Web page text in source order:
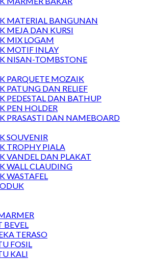
MATERIAL BANGUNAN
MEJA DAN KURSI
MIX LOGAM
MOTIF INLAY
NISAN-TOMBSTONE
PARQUETE MOZAIK
PATUNG DAN RELIEF
PEDESTAL DAN BATHUP
PEN HOLDER
PRASASTI DAN NAMEBOARD
SOUVENIR
TROPHY PIALA
VANDEL DAN PLAKAT
WALL CLAUDING
WASTAFEL
BEVEL
TERASO
FOSIL
KALI